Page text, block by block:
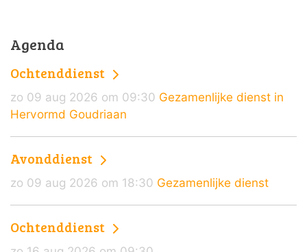
Agenda
Ochtenddienst
zo 09 aug 2026 om 09:30 Gezamenlijke dienst in
Hervormd Goudriaan
Avonddienst
zo 09 aug 2026 om 18:30 Gezamenlijke dienst
Ochtenddienst